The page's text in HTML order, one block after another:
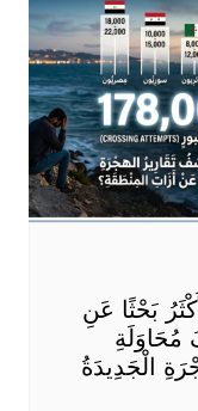
بَحْثًا عَنِ
178 أَلْفَ مُحَاوَلَةِ
الْجَدِيدَةُ